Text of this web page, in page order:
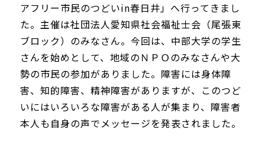
アフリー市民のつどいin春日井」へ行ってきまし
た。主催は社団法人愛知県社会福祉士会（尾張東
ブロック）のみなさん。今回は、中部大学の学生
さんを始めとして、地域のＮＰＯのみなさんや大
勢の市民の参加がありました。障害には身体障
害、知的障害、精神障害がありますが、このつど
いにはいろいろな障害がある人が集まり、障害者
本人も自身の声でメッセージを発表されました。